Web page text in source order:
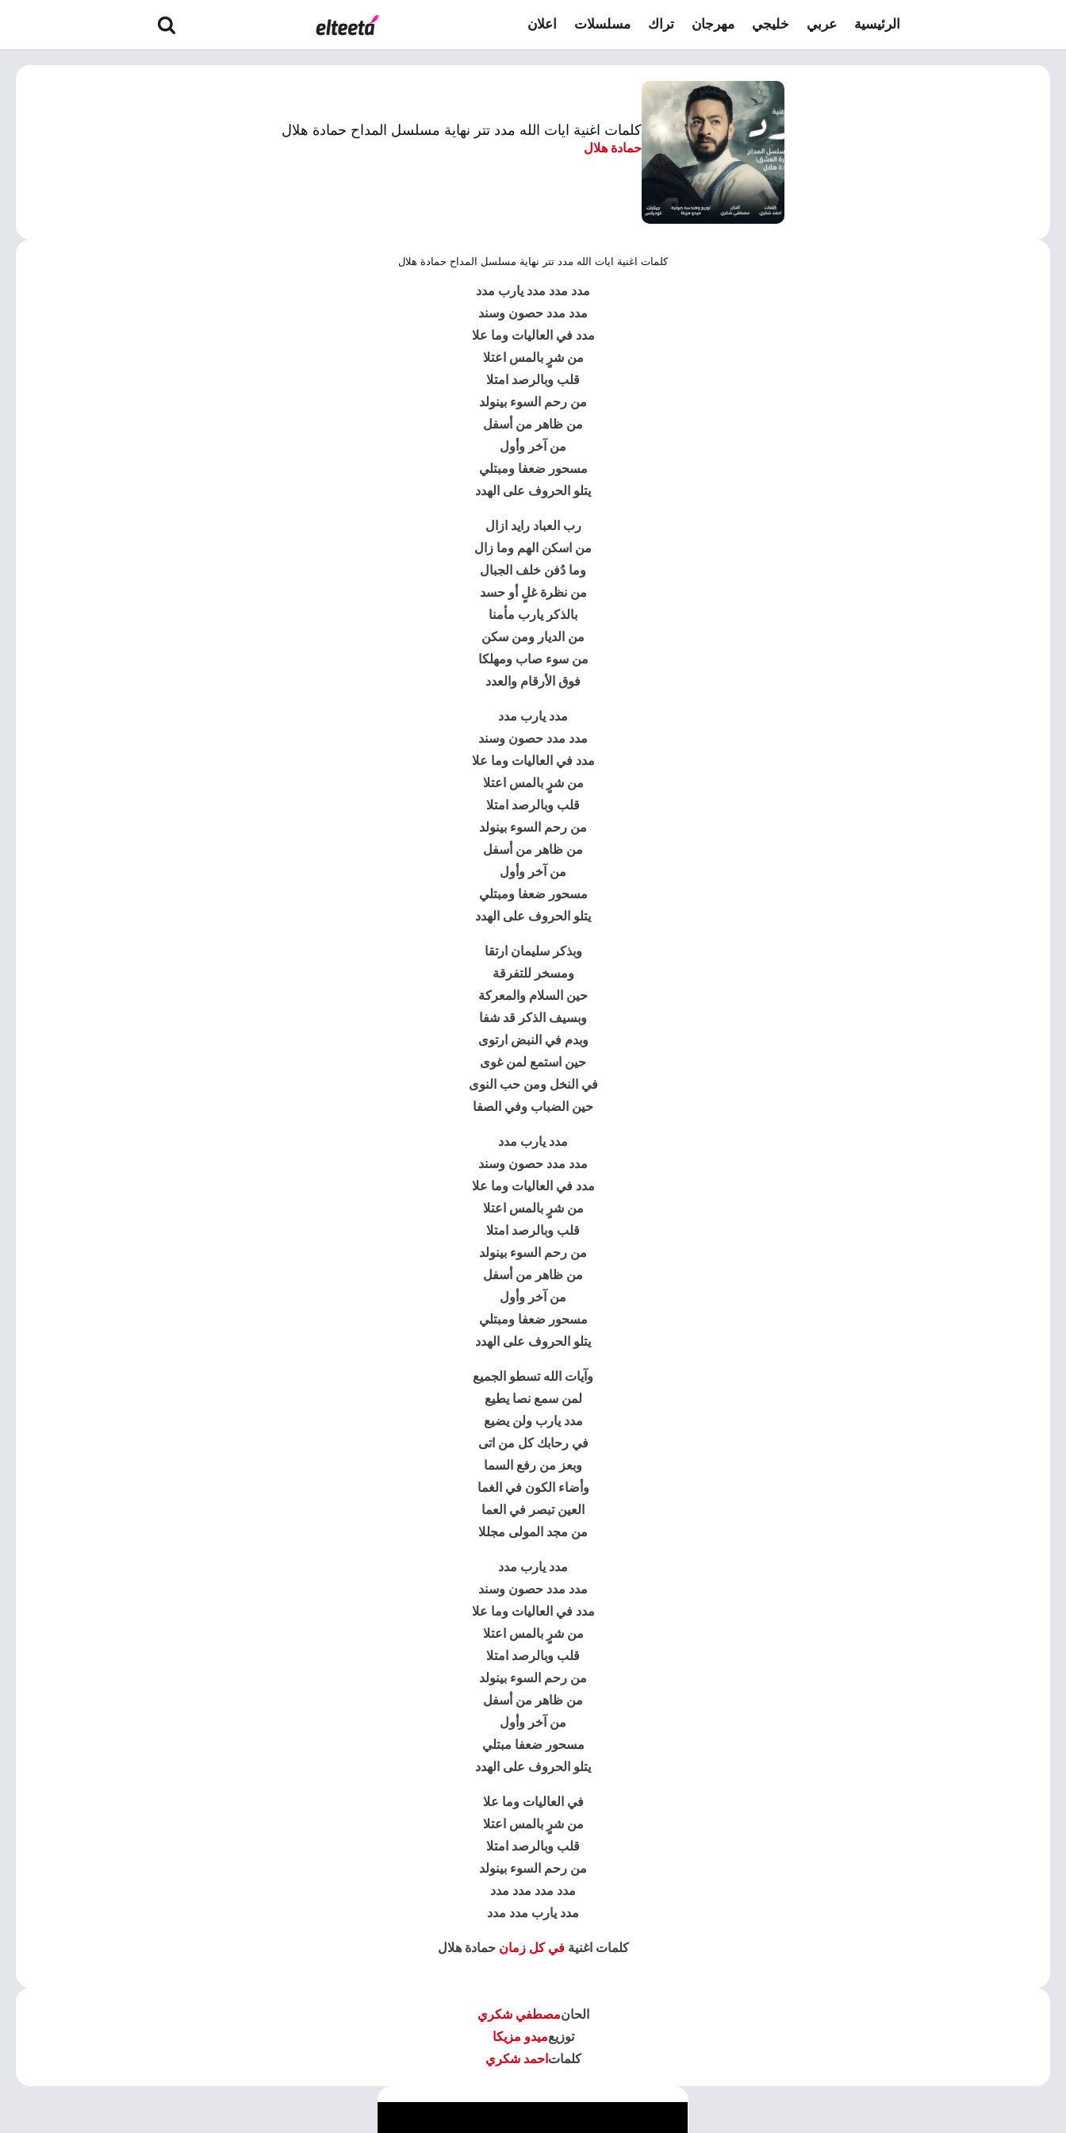
الرئيسية عربي خليجي مهرجان تراك مسلسلات اعلان
كلمات اغنية ايات الله مدد تتر نهاية مسلسل المداح حمادة هلال
حمادة هلال
كلمات اغنية ايات الله مدد تتر نهاية مسلسل المداح حمادة هلال
مدد مدد مدد يارب مدد
مدد مدد حصون وسند
مدد في العاليات وما علا
من شرٍ بالمس اعتلا
قلب وبالرصد امتلا
من رحم السوء بينولد
من ظاهر من أسفل
من آخر وأول
مسحور ضعفا ومبتلي
يتلو الحروف على الهدد
رب العباد رايد ازال
من اسكن الهم وما زال
وما دُفن خلف الجبال
من نظرة غلٍ أو حسد
بالذكر يارب مأمنا
من الديار ومن سكن
من سوء صاب ومهلكا
فوق الأرقام والعدد
مدد يارب مدد
مدد مدد حصون وسند
مدد في العاليات وما علا
من شرٍ بالمس اعتلا
قلب وبالرصد امتلا
من رحم السوء بينولد
من ظاهر من أسفل
من آخر وأول
مسحور ضعفا ومبتلي
يتلو الحروف على الهدد
وبذكر سليمان ارتقا
ومسخر للتفرقة
حين السلام والمعركة
وبسيف الذكر قد شفا
وبدم في النبض ارتوى
حين استمع لمن غوى
في النخل ومن حب النوى
حين الضباب وفي الصفا
مدد يارب مدد
مدد مدد حصون وسند
مدد في العاليات وما علا
من شرٍ بالمس اعتلا
قلب وبالرصد امتلا
من رحم السوء بينولد
من ظاهر من أسفل
من آخر وأول
مسحور ضعفا ومبتلي
يتلو الحروف على الهدد
وآيات الله تسطو الجميع
لمن سمع نصا يطيع
مدد يارب ولن يضيع
في رحابك كل من اتى
وبعز من رفع السما
وأضاء الكون في الغما
العين تبصر في العما
من مجد المولى مجللا
مدد يارب مدد
مدد مدد حصون وسند
مدد في العاليات وما علا
من شرٍ بالمس اعتلا
قلب وبالرصد امتلا
من رحم السوء بينولد
من ظاهر من أسفل
من آخر وأول
مسحور ضعفا مبتلي
يتلو الحروف على الهدد
في العاليات وما علا
من شرٍ بالمس اعتلا
قلب وبالرصد امتلا
من رحم السوء بينولد
مدد مدد مدد مدد
مدد يارب مدد مدد
كلمات اغنيةفي كل زمان حمادة هلال
الحانمصطفي شكري
توزيعميدو مزيكا
كلمات احمد شكري